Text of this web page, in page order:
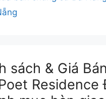
sách & Giá
Residence